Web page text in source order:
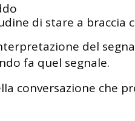
di stare a braccia
del
fa quel segnale.
conversazione che